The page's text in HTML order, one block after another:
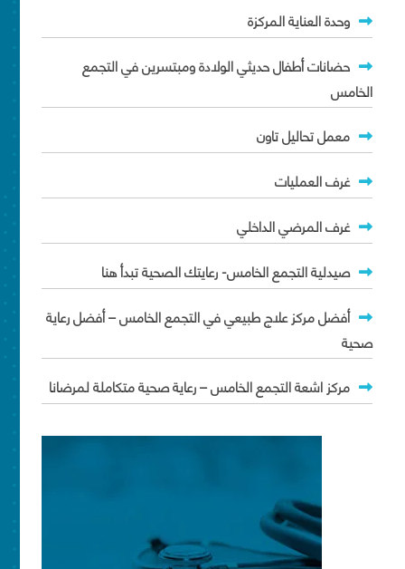
وحدة العناية المركزة
حضانات أطفال حديثي الولادة ومبتسرين في التجمع
الخامس
معمل تحاليل تاون
غرف العمليات
غرف المرضي الداخلي
صيدلية التجمع الخامس- رعايتك الصحية تبدأ هنا
أفضل مركز علاج طبيعي في التجمع الخامس – أفضل رعاية
صحية
مركز اشعة التجمع الخامس – رعاية صحية متكاملة لمرضانا